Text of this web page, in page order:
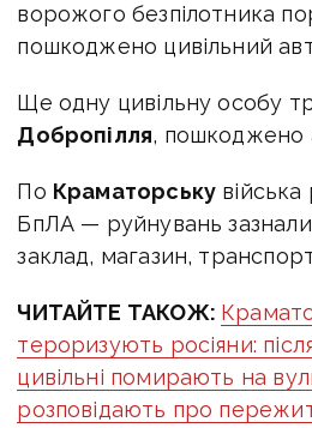
ворожого безпілотника
пошкоджено цивільний
Ще одну цивільну особу
Добропілля, пошкоджено
По Краматорську
БпЛА — руйнувань
заклад, магазин,
ЧИТАЙТЕ ТАКОЖ:
тероризують росіяни:
цивільні помирають на
розповідають про